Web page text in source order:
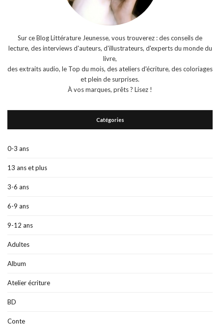
Sur ce Blog Littérature Jeunesse, vous trouverez : des conseils de
lecture, des interviews d'auteurs, d'illustrateurs, d'experts du monde du
livre,
des extraits audio, le Top du mois, des ateliers d'écriture, des coloriages
et plein de surprises.
À vos marques, prêts ? Lisez !
Catégories
0-3 ans
13 ans et plus
3-6 ans
6-9 ans
9-12 ans
Adultes
Album
Atelier écriture
BD
Conte